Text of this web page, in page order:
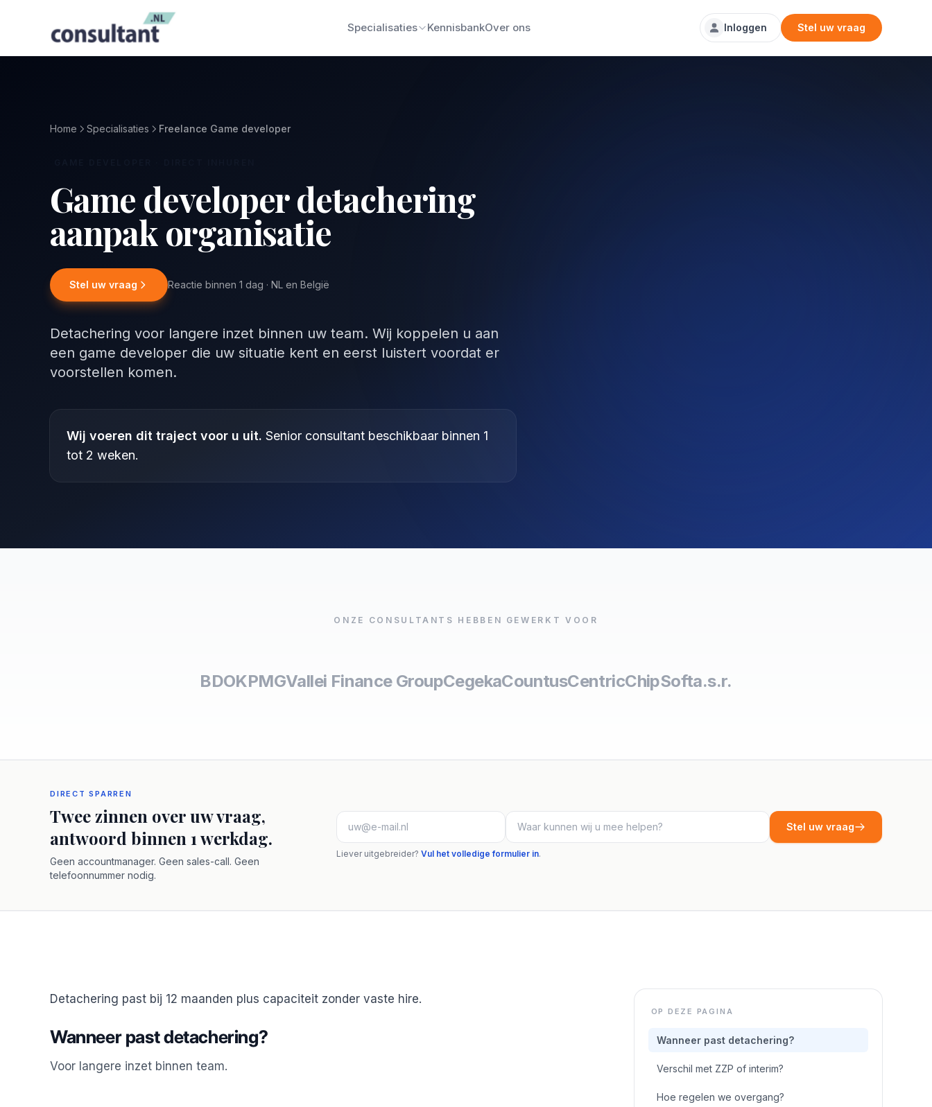
Specialisaties KennisbankOver ons Inloggen Stel uw vraag
Home Specialisaties Freelance Game developer
Game developer detachering
aanpak organisatie
Stel uw vraag Reactie binnen 1 dag · NL en België
Detachering voor langere inzet binnen uw team. Wij koppelen u aan
een game developer die uw situatie kent en eerst luistert voordat er
voorstellen komen.
Wij voeren dit traject voor u uit. Senior consultant beschikbaar binnen 1
tot 2 weken.
ONZE CONSULTANTS HEBBEN GEWERKT VOOR
BDOKPMGVallei Finance GroupCegekaCountusCentricChipSofta.s.r.
DIRECT SPARREN
Twee zinnen over uw vraag,
antwoord binnen 1 werkdag.
Geen accountmanager. Geen sales-call. Geen
telefoonnummer nodig.
Stel uw vraag
Liever uitgebreider?Vul het volledige formulier in.
Detachering past bij 12 maanden plus capaciteit zonder vaste hire.
Wanneer past detachering?
Voor langere inzet binnen team.
OP DEZE PAGINA
Wanneer past detachering?
Verschil met ZZP of interim?
Hoe regelen we overgang?